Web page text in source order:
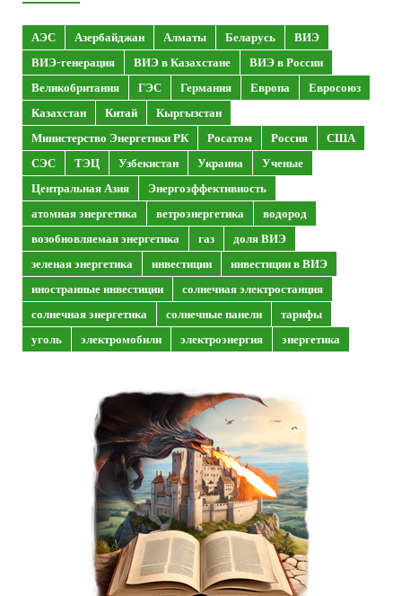
АЭС Азербайджан Алматы Беларусь
ВИЭ
ВИЭ-генерация
ВИЭ в Казахстане
ВИЭ в России
Великобритания
ГЭС Германия Европа
Евросоюз
Казахстан
Китай
Кыргызстан
Министерство Энергетики РК
Росатом Россия
США
СЭС
ТЭЦ Узбекистан Украина
Ученые
Центральная Азия
Энергоэффективность
атомная энергетика
ветроэнергетика
водород
возобновляемая энергетика
газ
доля ВИЭ
зеленая энергетика
инвестиции
инвестиции в ВИЭ
иностранные инвестиции
солнечная электростанция
солнечная энергетика
солнечные панели
тарифы
уголь
электромобили электроэнергия энергетика